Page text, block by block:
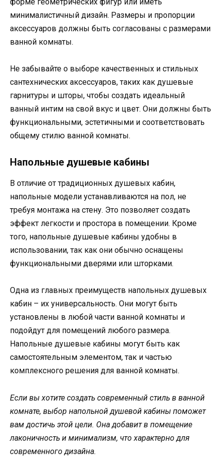
минималистичный дизайн. Размеры и пропорции
аксессуаров должны быть согласованы с размерами
ванной комнаты.
Не забывайте о выборе качественных и стильных
сантехнических аксессуаров, таких как душевые
гарнитуры и шторы, чтобы создать идеальный
ванный интим на свой вкус и цвет. Они должны быть
функциональными, эстетичными и соответствовать
общему стилю ванной комнаты.
Напольные душевые кабины
В отличие от традиционных душевых кабин,
напольные модели устанавливаются на пол, не
требуя монтажа на стену. Это позволяет создать
эффект легкости и простора в помещении. Кроме
того, напольные душевые кабины удобны в
использовании, так как они обычно оснащены
функциональными дверями или шторками.
Одна из главных преимуществ напольных душевых
кабин – их универсальность. Они могут быть
установлены в любой части ванной комнаты и
подойдут для помещений любого размера.
Напольные душевые кабины могут быть как
самостоятельным элементом, так и частью
комплексного решения для ванной комнаты.
Если вы хотите создать современный стиль в ванной
комнате, выбор напольной душевой кабины поможет
вам достичь этой цели. Она добавит в помещение
лаконичность и минимализм, что характерно для
современного дизайна.